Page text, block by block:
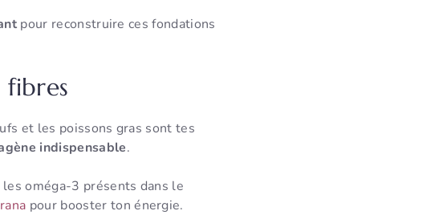
pour reconstruire ces fondations
fibres
et les poissons gras sont tes
indispensable.
oméga-3 présents dans le
pour booster ton énergie.